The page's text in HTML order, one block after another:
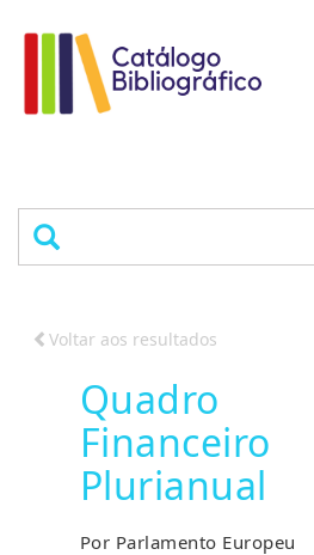
Voltar aos resultados
Quadro
Financeiro
Plurianual
Por Parlamento Europeu